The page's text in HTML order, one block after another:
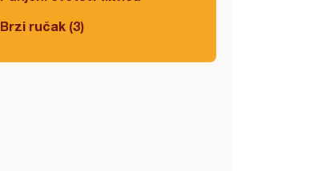
Brzi ručak (3)